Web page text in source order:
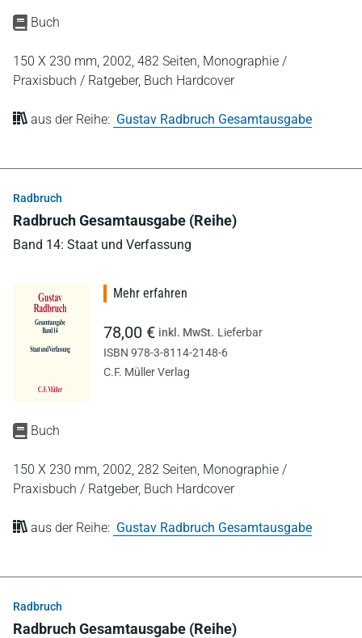
Buch
150 X 230 mm, 2002, 482 Seiten, Monographie /
Praxisbuch / Ratgeber, Buch Hardcover
aus der Reihe: Gustav Radbruch Gesamtausgabe
Radbruch
Radbruch Gesamtausgabe (Reihe)
Band 14: Staat und Verfassung
Buch
150 X 230 mm, 2002, 282 Seiten, Monographie /
Praxisbuch / Ratgeber, Buch Hardcover
aus der Reihe: Gustav Radbruch Gesamtausgabe
Mehr erfahren
78,00 € inkl. MwSt. Lieferbar
ISBN 978-3-8114-2148-6
C.F. Müller Verlag
Radbruch
Radbruch Gesamtausgabe (Reihe)